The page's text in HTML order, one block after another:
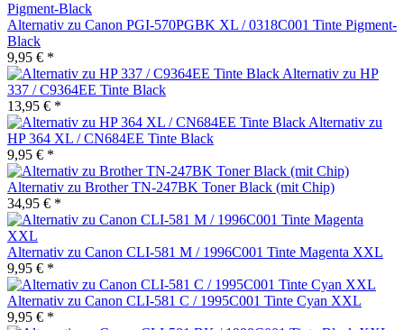
Alternativ zu Canon PGI-570PGBK XL / 0318C001 Tinte Pigment-
Black
9,95 € *
Alternativ zu HP
337 / C9364EE Tinte Black
13,95 € *
Alternativ zu
HP 364 XL / CN684EE Tinte Black
9,95 € *
Alternativ zu Brother TN-247BK Toner Black (mit Chip)
34,95 € *
Alternativ zu Canon CLI-581 M / 1996C001 Tinte Magenta XXL
9,95 € *
Alternativ zu Canon CLI-581 C / 1995C001 Tinte Cyan XXL
9,95 € *